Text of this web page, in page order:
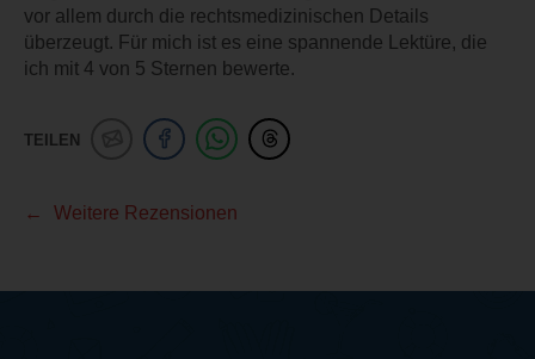
vor allem durch die rechtsmedizinischen Details
überzeugt. Für mich ist es eine spannende Lektüre, die
ich mit 4 von 5 Sternen bewerte.
TEILEN
Weitere Rezensionen